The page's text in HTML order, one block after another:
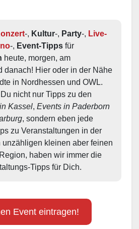
-, Kultur-, Party-, Live-
-, Event-Tipps
heute, morgen, am
danach! Hier oder in der Nähe
in Nordhessen und OWL.
nicht nur Tipps zu den
Kassel, Events in Paderborn
, sondern eben jede
zu Veranstaltungen in der
unzähligen kleinen aber feinen
haben wir immer die
Tipps für Dich.
Event eintragen!